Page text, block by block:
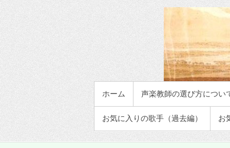
メインメニュー
ホーム 声楽教師の選び方につい
お気に入りの歌手（過去編） お